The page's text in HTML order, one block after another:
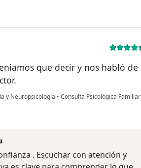
que decir y nos habló de
y Neuropsicología • Consulta Psicológica Familiar
. Escuchar con atención y